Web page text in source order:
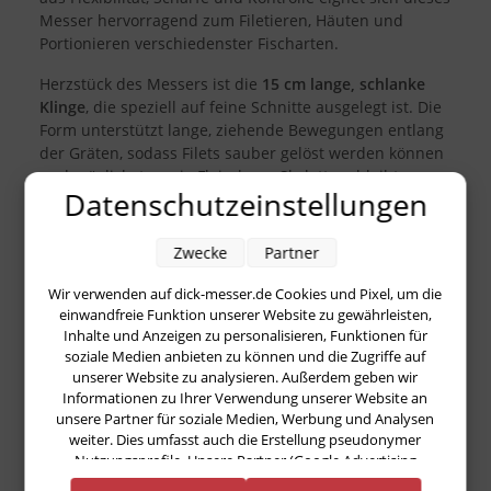
Messer hervorragend zum Filetieren, Häuten und
Portionieren verschiedenster Fischarten.
Herzstück des Messers ist die 15 cm lange, schlanke
Klinge, die speziell auf feine Schnitte ausgelegt ist. Die
Form unterstützt lange, ziehende Bewegungen entlang
der Gräten, sodass Filets sauber gelöst werden können
und möglichst wenig Fleisch am Skelett verbleibt.
Gleichzeitig erlaubt die Klinge exakte Korrekturschnitte,
etwa beim Entfernen von Bauchlappen oder beim
Nacharbeiten an der Silberhaut. Die Klingenlänge ist
Arbeiten, aber ausreichend lang, um auch mittelgroße
Fische kontrolliert zu bearbeiten.
DerErgogrip-Griffliegt sicher in der Hand und ist auf
ermüdungsarmes Arbeiten ausgelegt. Seine
ergonomische Form unterstützt eine natürliche
Handhaltung, was besonders bei längeren
Vorbereitungsarbeiten spürbar ist. Auch bei feuchten
Datenschutzeinstellungen
Wir verwenden auf dick-messer.de Cookies und Pixel, um die
einwandfreie Funktion unserer Website zu gewährleisten,
Inhalte und Anzeigen zu personalisieren, Funktionen für
soziale Medien anbieten zu können und die Zugriffe auf
unserer Website zu analysieren. Außerdem geben wir
Informationen zu Ihrer Verwendung unserer Website an
unsere Partner für soziale Medien, Werbung und Analysen
weiter. Dies umfasst auch die Erstellung pseudonymer
Nutzungsprofile. Unsere Partner (Google Advertising
Products) führen diese Informationen möglicherweise mit
Zwecke Partner